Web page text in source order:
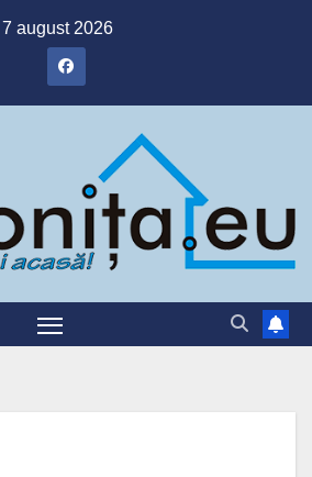
7 august 2026